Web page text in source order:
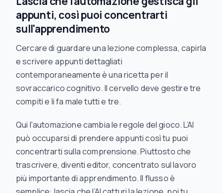
appunti, così puoi concentrarti
sull'apprendimento
Cercare di guardare una lezione complessa, capirla
escrivere appunti dettagliati
contemporaneamente è una ricetta per il
sovraccarico cognitivo. Il cervello deve gestire tre
compiti e li fa male tutti e tre.
Qui l'automazione cambia le regole del gioco. L’AI
può occuparsi di prendere appunti così tu puoi
concentrarti sulla comprensione. Piuttosto che
trascrivere, diventi editor, concentrato sul lavoro
più importante di apprendimento. Il flusso è